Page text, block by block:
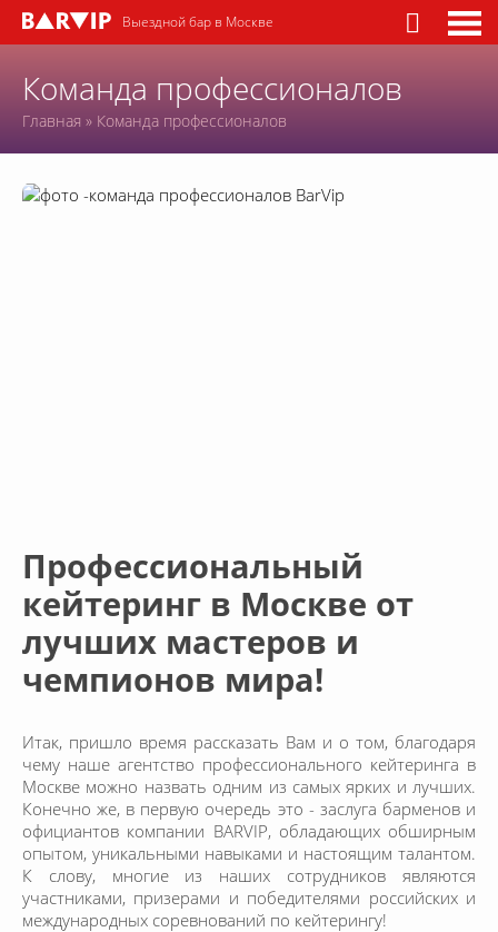
Выездной бар в Москве
Команда профессионалов
Главная » Команда профессионалов
Профессиональный
кейтеринг в Москве от
лучших мастеров и
чемпионов мира!
Итак, пришло время рассказать Вам и о том, благодаря
чему наше агентство профессионального кейтеринга в
Москве можно назвать одним из самых ярких и лучших.
Конечно же, в первую очередь это - заслуга барменов и
официантов компании BARVIP, обладающих обширным
опытом, уникальными навыками и настоящим талантом.
К слову, многие из наших сотрудников являются
участниками, призерами и победителями российских и
международных соревнований по кейтерингу!